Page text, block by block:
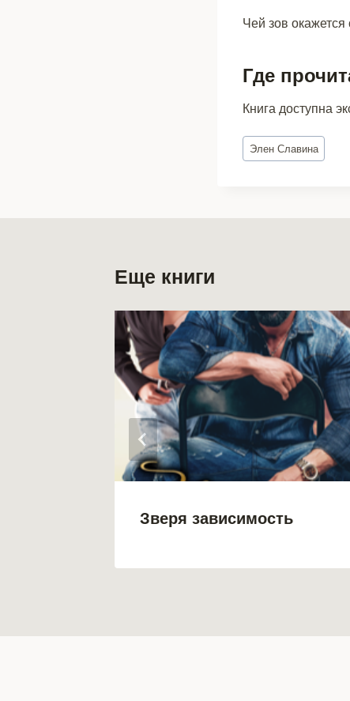
Чей зов окажется
Где
Книга доступна
Метки
записи:
Элен Славина
Еще книги
Зверя зависимость